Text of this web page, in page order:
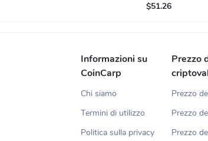
$51.26
Informazioni su
CoinCarp
Chi siamo
Termini di utilizzo
Politica sulla privacy
Prezzo
Prezzo
Prezzo
Prezzo